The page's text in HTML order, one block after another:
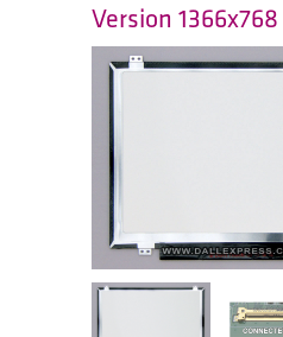
Version